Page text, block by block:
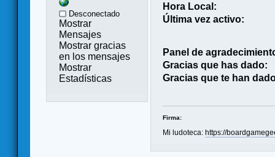
Desconectado
Mostrar
Mensajes
Mostrar gracias
en los mensajes
Mostrar
Estadísticas
Hora Local:
Última vez activo:
Panel de
Gracias que has dado:
Gracias que te han
Firma:
Mi ludoteca:https://